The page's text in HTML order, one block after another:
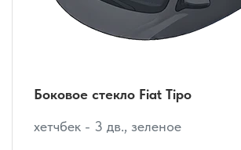
Боковое стекло Fiat Tipo
хетчбек - 3 дв., зеленое